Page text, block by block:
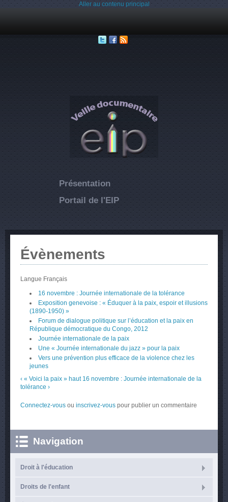
Aller au contenu principal
Présentation
Portail de l'EIP
Évènements
Langue Français
16 novembre : Journée internationale de la tolérance
Exposition genevoise : « Éduquer à la paix, espoir et illusions
(1890-1950) »
Forum de dialogue politique sur l’éducation et la paix en
République démocratique du Congo, 2012
Journée internationale de la paix
Une « Journée internationale du jazz » pour la paix
Vers une prévention plus efficace de la violence chez les
jeunes
‹ « Voici la paix » haut 16 novembre : Journée internationale de la
tolérance ›
Connectez-vous ou inscrivez-vous pour publier un commentaire
Navigation
Droit à l'éducation
Droits de l'enfant